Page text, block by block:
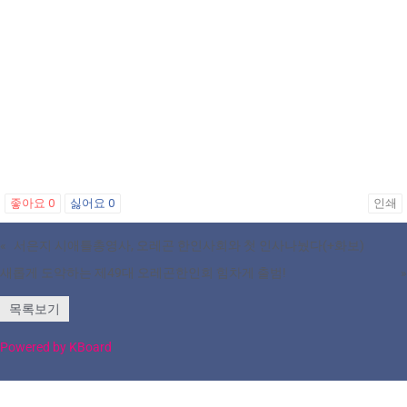
좋아요 0 싫어요 0 인쇄
«
서은지 시애틀총영사, 오레곤 한인사회와 첫 인사나눴다(+화보)
새롭게 도약하는 제49대 오레곤한인회 힘차게 출범!
»
목록보기
Powered by KBoard